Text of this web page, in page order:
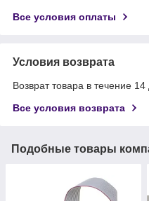
Все условия оплаты
Условия возврата
Возврат товара в течение
Все условия возврата
Подобные товары